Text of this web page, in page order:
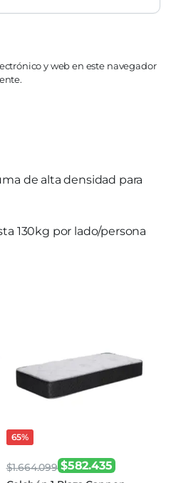
y web en este navegador
de alta densidad para
130kg por lado/persona
65%
$1.664.099 $582.435